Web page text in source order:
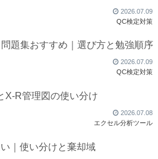
2026.07.09
QC検定対策
題集おすすめ｜選び方と勉強順序
2026.07.09
QC検定対策
X-R管理図の使い分け
2026.07.08
エクセル分析ツール
｜使い分けと棄却域